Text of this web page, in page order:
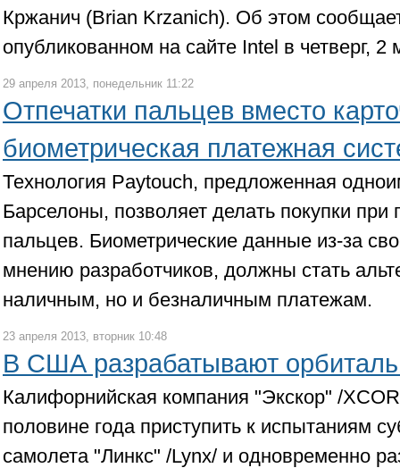
Кржанич (Brian Krzanich). Об этом
опубликованном на сайте Intel в четверг, 2
29 апреля 2013, понедельник 11:22
Отпечатки пальцев вместо
биометрическая платежная
Технология Paytouch, предложенная
Барселоны, позволяет делать покупки при
пальцев. Биометрические данные из-за
мнению разработчиков, должны стать
наличным, но и безналичным платежам.
23 апреля 2013, вторник 10:48
В США разрабатывают
Калифорнийская компания "Экскор" /
половине года приступить к испытаниям
самолета "Линкс" /Lynx/ и одновременно